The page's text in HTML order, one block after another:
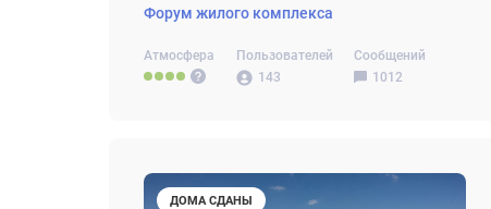
Форум жилого комплекса
Атмосфера
Пользователей
143
Сообщений
1012
ДОМА СДАНЫ